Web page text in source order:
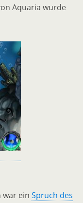
Aquaria wurde
war ein Spruch des